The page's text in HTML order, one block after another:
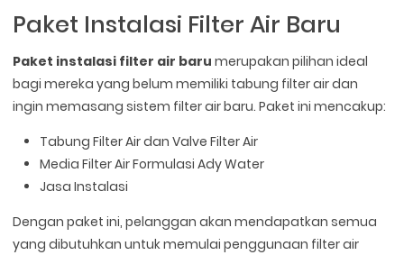
Paket Instalasi Filter Air Baru
Paket instalasi filter air baru merupakan pilihan ideal
bagi mereka yang belum memiliki tabung filter air dan
ingin memasang sistem filter air baru. Paket ini mencakup:
Tabung Filter Air dan Valve Filter Air
Media Filter Air Formulasi Ady Water
Jasa Instalasi
Dengan paket ini, pelanggan akan mendapatkan semua
yang dibutuhkan untuk memulai penggunaan filter air